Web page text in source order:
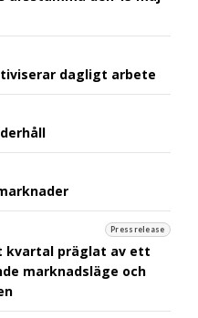
dagligt arbete
Pressrelease
kvartal präglat av ett
marknadsläge och